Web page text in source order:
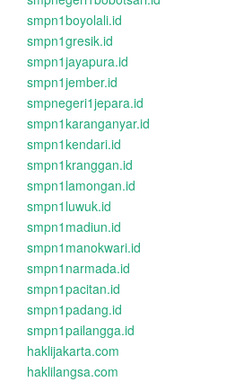
smpn1boyolali.id
smpn1gresik.id
smpn1jayapura.id
smpn1jember.id
smpnegeri1jepara.id
smpn1karanganyar.id
smpn1kendari.id
smpn1kranggan.id
smpn1lamongan.id
smpn1luwuk.id
smpn1madiun.id
smpn1manokwari.id
smpn1narmada.id
smpn1pacitan.id
smpn1padang.id
smpn1pailangga.id
haklijakarta.com
haklilangsa.com